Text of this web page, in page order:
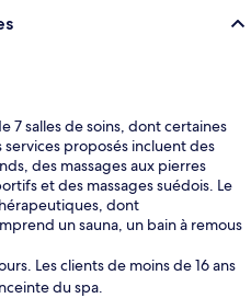
7 salles de soins, dont certaines
services proposés incluent des
des massages aux pierres
et des massages suédois. Le
dont
un sauna, un bain à remous
Les clients de moins de 16 ans
du spa.